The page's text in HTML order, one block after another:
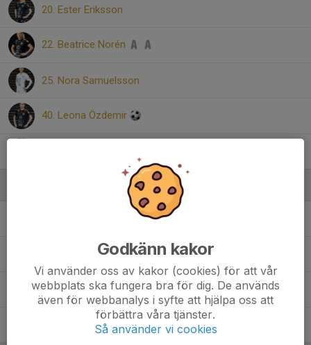
20. Ester Eriksson
22. Beatrice Norén
25. Nora Samuelsson
40. Leona Özdemir
Huvudtränare
Mikael AnderssonAssisterande tränare
Rasmus KindstrandMålvaktstränare
Fysioterapeut / Fystränare
Godkänn kakor
Vi använder oss av kakor (cookies) för att vår
webbplats ska fungera bra för dig. De används
även för webbanalys i syfte att hjälpa oss att
förbättra våra tjänster.
Så använder vi cookies